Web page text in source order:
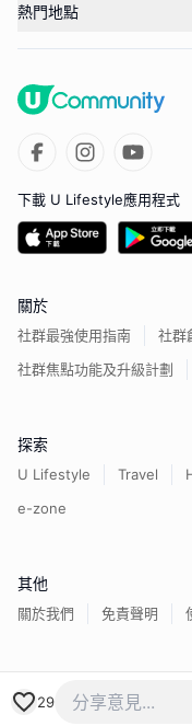
29
熱門地點
下載 U Lifestyle應用程式
關於
社群最強使用指南
社群
社群焦點功能及升級計劃
探索
U Lifestyle Travel
e-zone
其他
關於我們 免責聲明
香港經濟日報版權所有©